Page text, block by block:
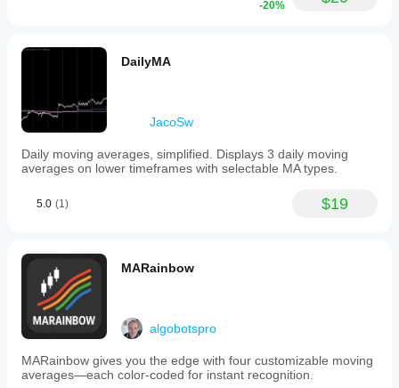
-20%
DailyMA
JacoSw
Daily moving averages, simplified. Displays 3 daily moving
averages on lower timeframes with selectable MA types.
5.0 (1) $19
MARainbow
algobotspro
MARainbow gives you the edge with four customizable moving
averages—each color-coded for instant recognition.